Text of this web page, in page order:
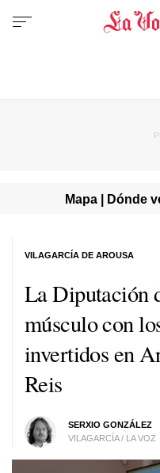
Mapa | Dónde
La Diputación
músculo con
invertidos en
Reis
SERXIO GONZÁLEZ
VILAGARCÍA / LA VOZ
VILAGARCÍA DE AROUSA